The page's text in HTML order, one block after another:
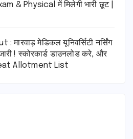
& Physical में मिलेगी भारी छूट |
: मारवाड़ मेडिकल यूनिवर्सिटी नर्सिंग
! स्कोरकार्ड डाउनलोड करे, और
Allotment List